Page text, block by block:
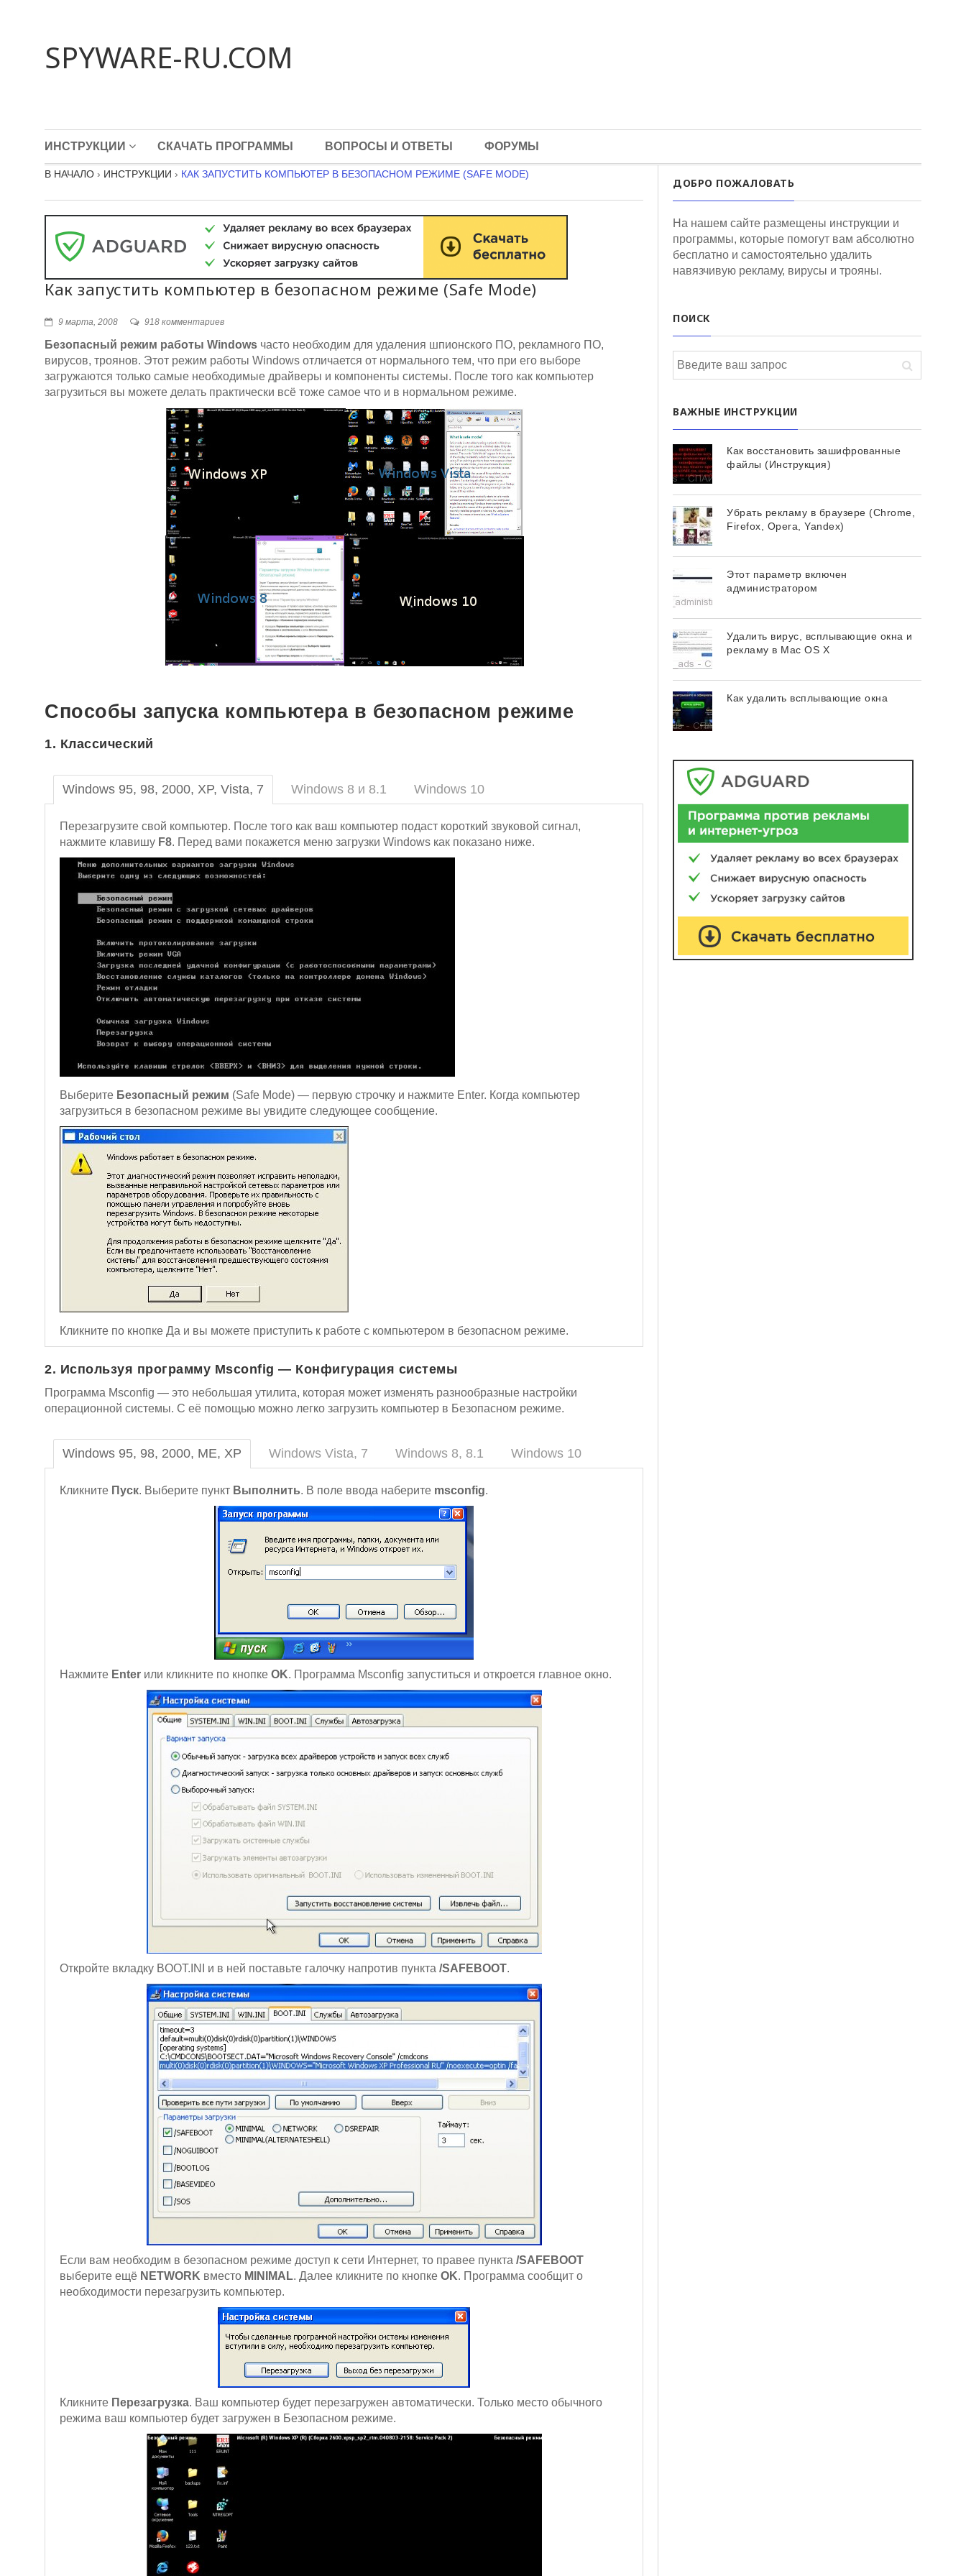
SPYWARE-RU.COM
ИНСТРУКЦИИ СКАЧАТЬ ПРОГРАММЫ ВОПРОСЫ И ОТВЕТЫ ФОРУМЫ
В НАЧАЛО › ИНСТРУКЦИИ › КАК ЗАПУСТИТЬ КОМПЬЮТЕР В БЕЗОПАСНОМ РЕЖИМЕ (SAFE MODE)
Как запустить компьютер в безопасном режиме (Safe Mode)
9 марта, 2008 918 комментариев
Безопасный режим работы Windows часто необходим для удаления шпионского ПО, рекламного ПО,
вирусов, троянов. Этот режим работы Windows отличается от нормального тем, что при его выборе
загружаются только самые необходимые драйверы и компоненты системы. После того как компьютер
загрузиться вы можете делать практически всё тоже самое что и в нормальном режиме.
Способы запуска компьютера в безопасном режиме
1. Классический
Windows 95, 98, 2000, XP, Vista, 7 Windows 8 и 8.1 Windows 10
Перезагрузите свой компьютер. После того как ваш компьютер подаст короткий звуковой сигнал,
нажмите клавишу F8. Перед вами покажется меню загрузки Windows как показано ниже.
Выберите Безопасный режим (Safe Mode) — первую строчку и нажмите Enter. Когда компьютер
загрузиться в безопасном режиме вы увидите следующее сообщение.
Кликните по кнопке Да и вы можете приступить к работе с компьютером в безопасном режиме.
2. Используя программу Msconfig — Конфигурация системы
Программа Msconfig — это небольшая утилита, которая может изменять разнообразные настройки
операционной системы. С её помощью можно легко загрузить компьютер в Безопасном режиме.
Windows 95, 98, 2000, ME, XP Windows Vista, 7 Windows 8, 8.1 Windows 10
Кликните Пуск. Выберите пункт Выполнить. В поле ввода наберите msconfig.
Нажмите Enter или кликните по кнопке OK. Программа Msconfig запуститься и откроется главное окно.
Откройте вкладку BOOT.INI и в ней поставьте галочку напротив пункта /SAFEBOOT.
Если вам необходим в безопасном режиме доступ к сети Интернет, то правее пункта /SAFEBOOT
выберите ещё NETWORK вместо MINIMAL. Далее кликните по кнопке OK. Программа сообщит о
необходимости перезагрузить компьютер.
Кликните Перезагрузка. Ваш компьютер будет перезагружен автоматически. Только место обычного
режима ваш компьютер будет загружен в Безопасном режиме.
ДОБРО ПОЖАЛОВАТЬ
На нашем сайте размещены инструкции и
программы, которые помогут вам абсолютно
бесплатно и самостоятельно удалить
навязчивую рекламу, вирусы и трояны.
ПОИСК
ВАЖНЫЕ ИНСТРУКЦИИ
Как восстановить зашифрованные
файлы (Инструкция)
Убрать рекламу в браузере (Chrome,
Firefox, Opera, Yandex)
Этот параметр включен
администратором
Удалить вирус, всплывающие окна и
рекламу в Mac OS X
Как удалить всплывающие окна